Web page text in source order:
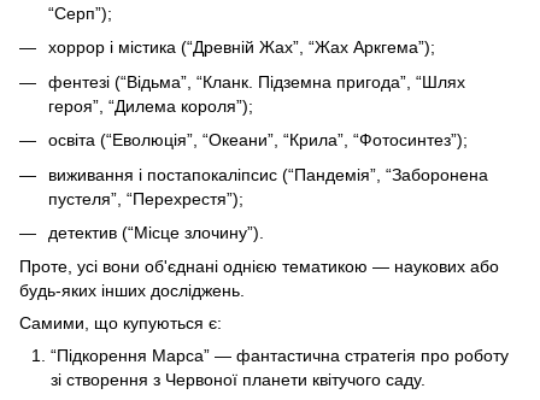
“Серп”);
хоррор і містика (“Древній Жах”, “Жах Аркгема”);
фентезі (“Відьма”, “Кланк. Підземна пригода”, “Шлях
героя”, “Дилема короля”);
освіта (“Еволюція”, “Океани”, “Крила”, “Фотосинтез”);
виживання і постапокаліпсис (“Пандемія”, “Заборонена
пустеля”, “Перехрестя”);
детектив (“Місце злочину”).
Проте, усі вони об'єднані однією тематикою — наукових або
будь-яких інших досліджень.
Самими, що купуються є:
“Підкорення Марса” — фантастична стратегія про роботу
зі створення з Червоної планети квітучого саду.